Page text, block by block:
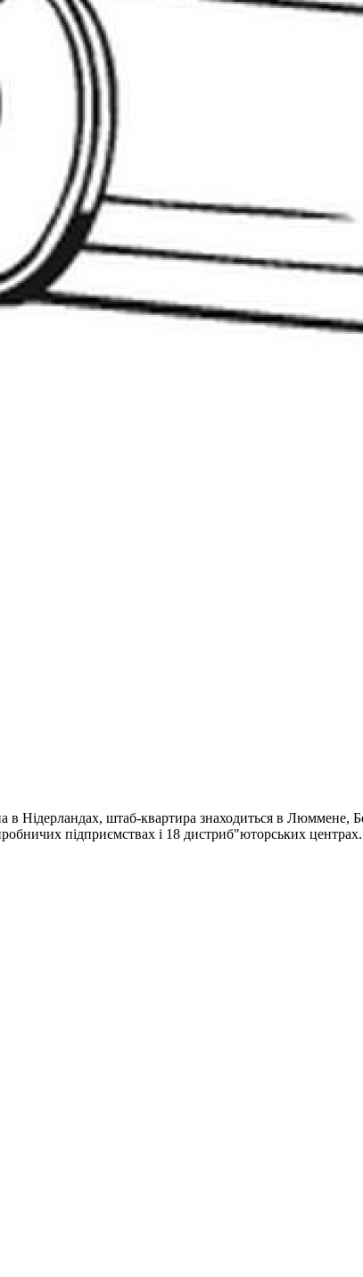
в Нідерландах, штаб-квартира знаходиться в Люммене,
підприємствах і 18 дистриб"юторських центрах.